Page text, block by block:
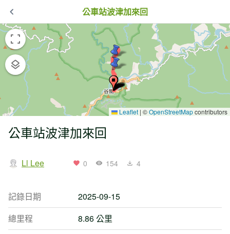
公車站波津加來回
Leaflet | ©OpenStreetMapcontributors
公車站波津加來回
Ll Lee 0 154 4
記錄日期
2025-09-15
總里程
8.86 公里